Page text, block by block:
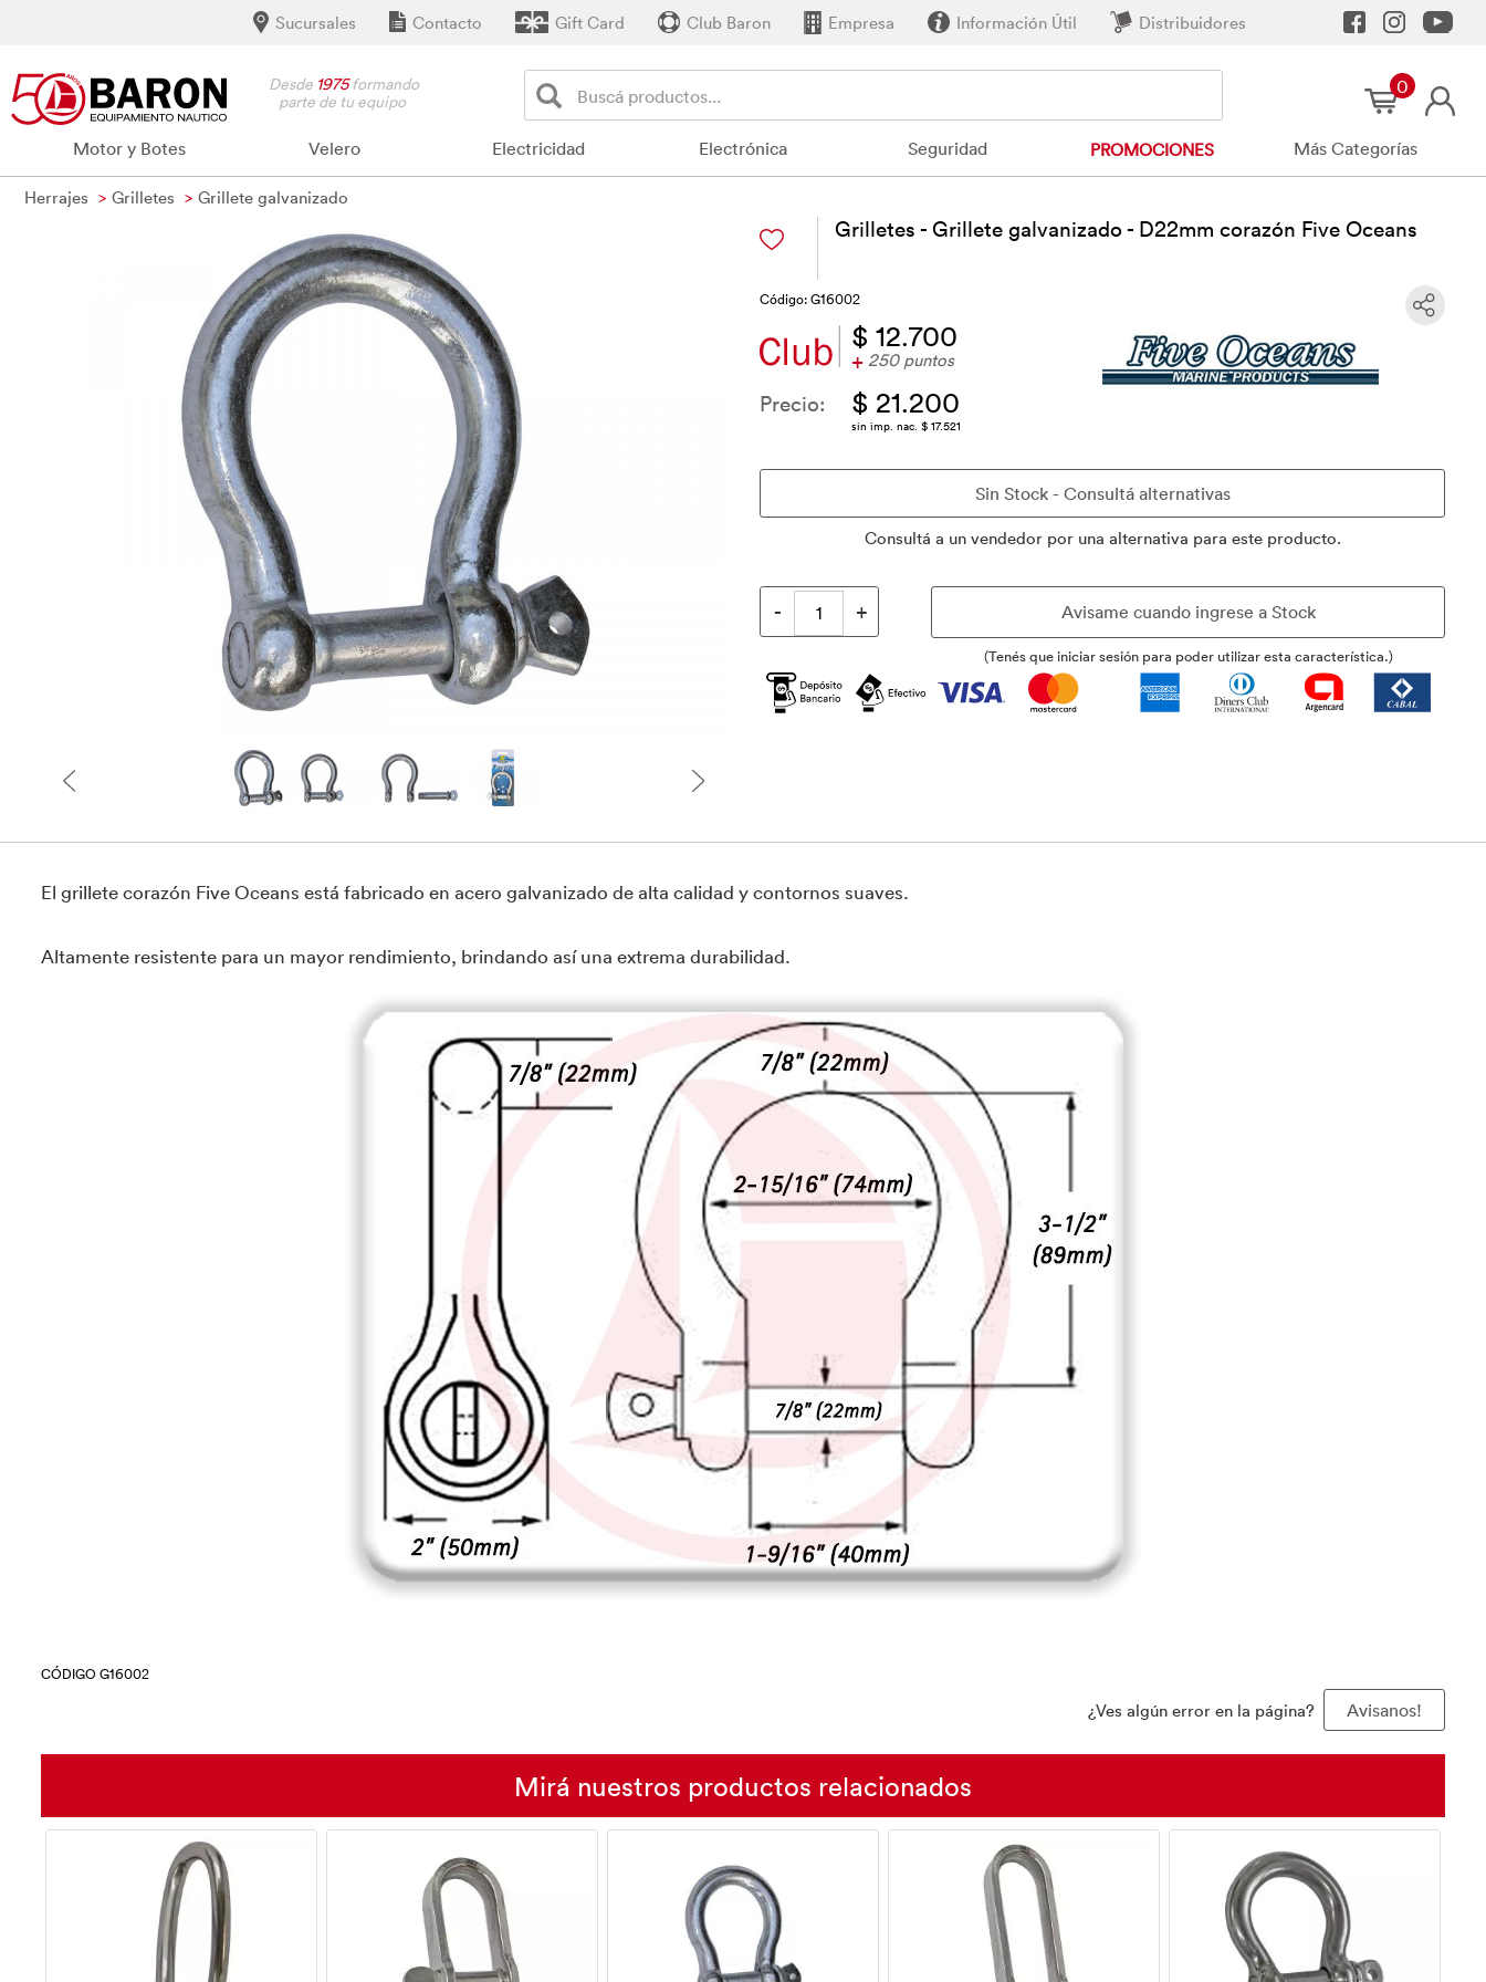
Distribuidores
Información Útil
Empresa
Club Baron
Gift Card
Contacto
Sucursales
Desde 1975formando
parte de tu equipo
0
Motor y Botes Velero Electricidad Electrónica Seguridad PROMOCIONES Más Categorías
Herrajes Grilletes Grillete galvanizado
Grilletes - Grillete galvanizado - D22mm corazón Five Oceans
Código: G16002
$ 12.700
+ 250 puntos
Precio: $ 21.200
sin imp. nac. $ 17.521
Consultá a un vendedor por una alternativa para este producto.
(Tenés que iniciar sesión para poder utilizar esta característica.)
El grillete corazón Five Oceans está fabricado en acero galvanizado de alta calidad y contornos suaves.
Altamente resistente para un mayor rendimiento, brindando así una extrema durabilidad.
CÓDIGO G16002
¿Ves algún error en la página? Avisanos!
Mirá nuestros productos relacionados